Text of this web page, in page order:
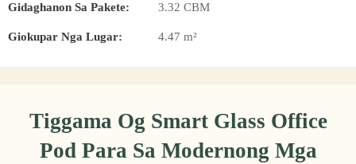
Gidaghanon Sa Pakete: 3.32 CBM
Giokupar Nga Lugar: 4.47 m²
Tiggama Og Smart Glass Office
Pod Para Sa Modernong Mga